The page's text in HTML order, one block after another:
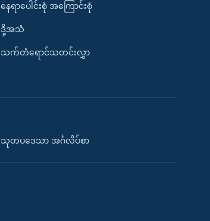
နေရာပေါင်းစုံ အကြောင်းစုံ
ဒို့အသံ
သက်တံရောင်သတင်းလွှာ
သုတပဒေသာ အင်္ဂလိပ်စာ